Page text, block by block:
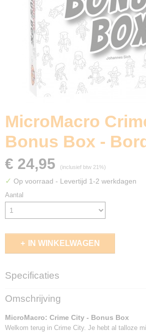
MicroMacro
Bonus Box -
€ 24,95 (inclusief btw 21%)
✓ Op voorraad - Levertijd 1-2 werkdagen
Aantal
IN WINKELWAGEN
Specificaties
EAN code
8718026305994
Omschrijving
MicroMacro: Crime City - Bonus Box
Welkom terug in Crime City. Je hebt al talloze